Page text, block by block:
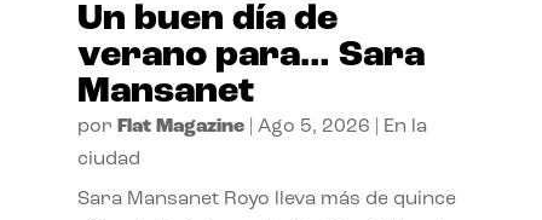
Un buen día de
verano para… Sara
Mansanet
por Flat Magazine| Ago 5, 2026
En la
ciudad
Sara Mansanet Royo lleva más de quince